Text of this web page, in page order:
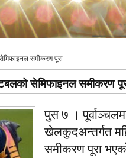
समीकरण पूरा
सेमिफाइनल समीकरण
पुस ७ ।
खेलकुदअन्तर्गत
समीकरण पूरा